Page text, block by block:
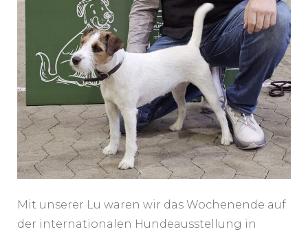
Mit unserer Lu waren wir das Wochenende auf
der internationalen Hundeausstellung in